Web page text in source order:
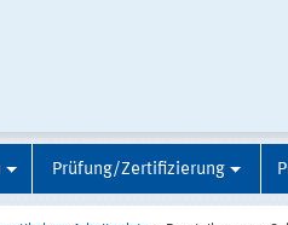
Prüfung/Zertifizierung